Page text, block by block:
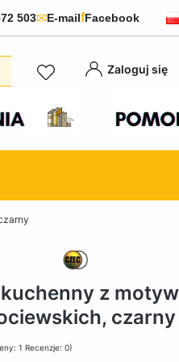
503✉E-mailfFacebook
Zaloguj się
z
czarny
1 Recenzje: 0)